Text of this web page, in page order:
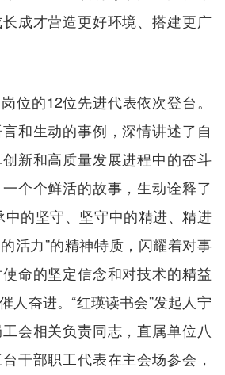
成才营造更好环境、搭建更广
位的12位先进代表依次登台。
和生动的事例，深情讲述了自
新和高质量发展进程中的奋斗
个个鲜活的故事，生动诠释了
中的坚守、坚守中的精进、精进
活力”的精神特质，闪耀着对事
命的坚定信念和对技术的精益
人奋进。“红瑛读书会”发起人宁
会相关负责同志，直属单位八
干部职工代表在主会场参会，